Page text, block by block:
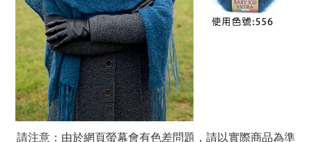
請注意：由於網頁螢幕會有色差問題，請以實際商品為準